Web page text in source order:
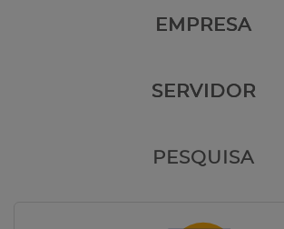
EMPRESA
SERVIDOR
PESQUISA